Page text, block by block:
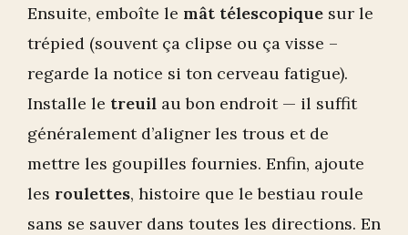
Ensuite, emboîte le mât télescopique sur le
trépied (souvent ça clipse ou ça visse –
regarde la notice si ton cerveau fatigue).
Installe le treuil au bon endroit — il suffit
généralement d’aligner les trous et de
mettre les goupilles fournies. Enfin, ajoute
les roulettes, histoire que le bestiau roule
sans se sauver dans toutes les directions. En